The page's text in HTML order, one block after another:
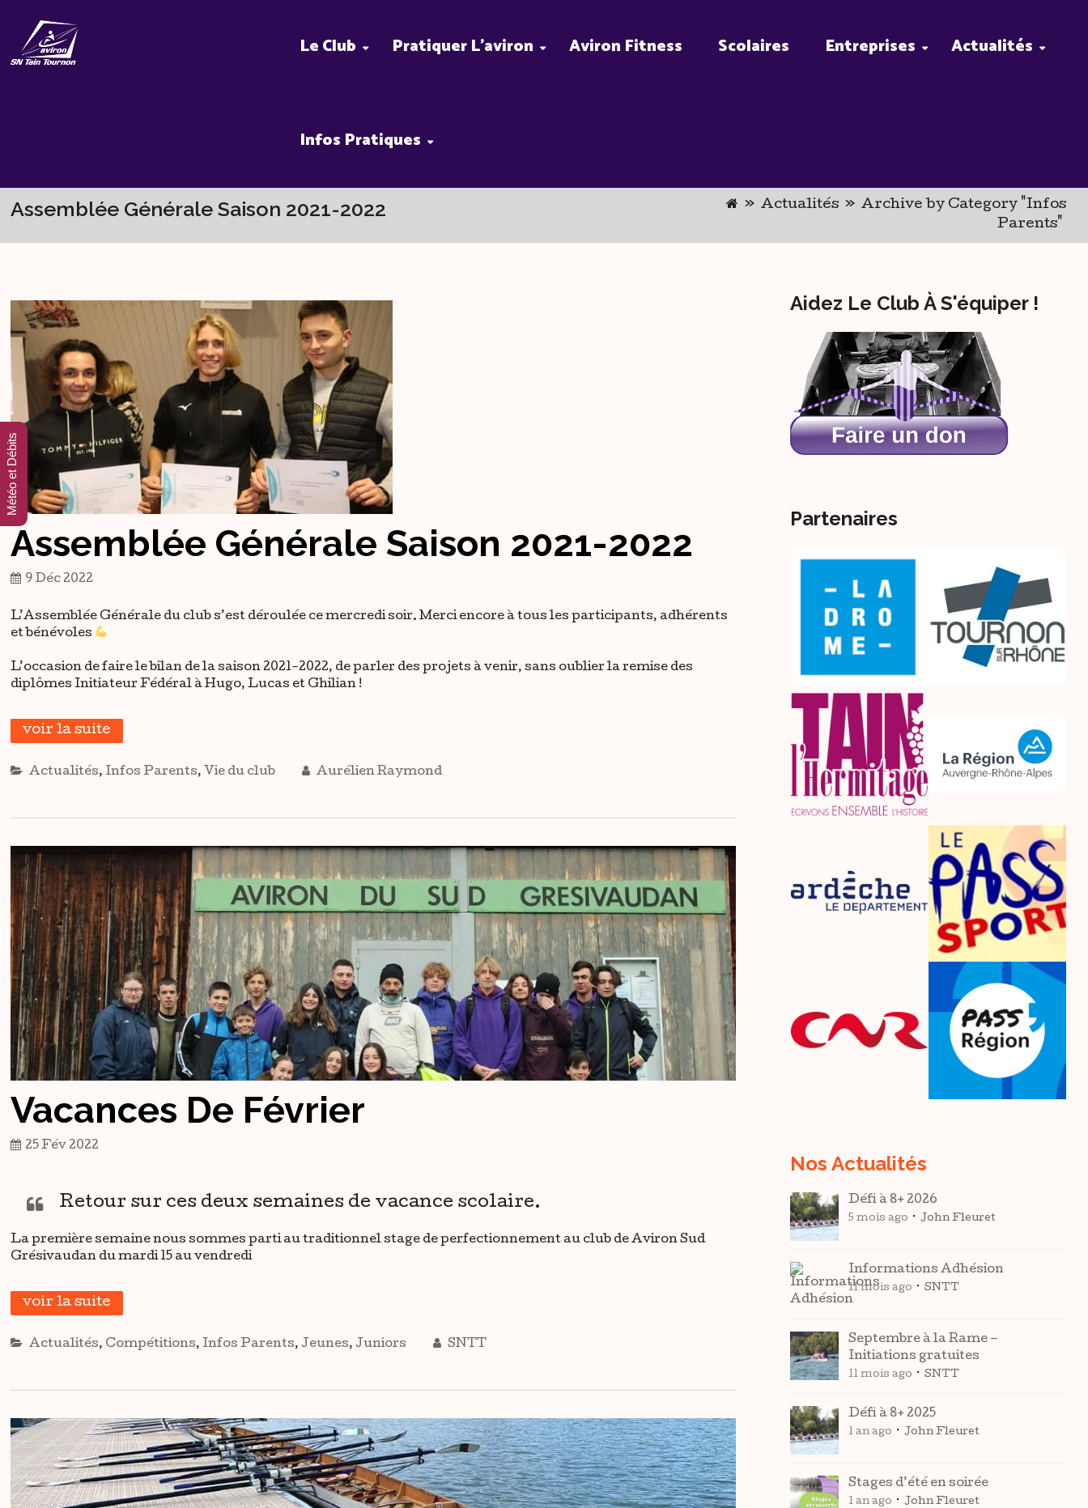
content
Le Club Pratiquer L’aviron Aviron Fitness Scolaires Entreprises Actualités
Infos Pratiques
Assemblée Générale Saison 2021-2022 » Actualités » Archive by Category "Infos
Parents"
Assemblée Générale Saison 2021-2022
9 Déc 2022
L’Assemblée Générale du club s’est déroulée ce mercredi soir. Merci encore à tous les participants, adhérents
et bénévoles
L’occasion de faire le bilan de la saison 2021-2022, de parler des projets à venir, sans oublier la remise des
diplômes Initiateur Fédéral à Hugo, Lucas et Ghilian !
voir la suite
Actualités, Infos Parents, Vie du club Aurélien Raymond
Vacances De Février
25 Fév 2022
Retour sur ces deux semaines de vacance scolaire.
La première semaine nous sommes parti au traditionnel stage de perfectionnement au club de Aviron Sud
Grésivaudan du mardi 15 au vendredi
voir la suite
Actualités, Compétitions, Infos Parents, Jeunes, Juniors SNTT
Aidez Le Club À S'équiper !
Partenaires
Nos Actualités
Défi à 8+ 2026
5 mois ago John Fleuret
Informations Adhésion
11 mois ago SNTT
Septembre à la Rame –
Initiations gratuites
11 mois ago SNTT
Défi à 8+ 2025
1 an ago John Fleuret
Stages d’été en soirée
1 an ago John Fleuret
Météo et Débits